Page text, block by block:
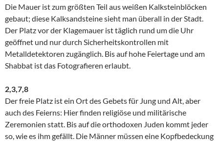
Die Mauer ist zum größten Teil aus weißen Kalksteinblöcken
gebaut; diese Kalksandsteine sieht man überall in der Stadt.
Der Platz vor der Klagemauer ist täglich rund um die Uhr
geöffnet und nur durch Sicherheitskontrollen mit
Metalldetektoren zugänglich. Bis auf hohe Feiertage und am
Shabbat ist das Fotografieren erlaubt.
2,3,7,8
Der freie Platz ist ein Ort des Gebets für Jung und Alt, aber
auch des Feierns: Hier finden religiöse und militärische
Zeremonien statt. Bis auf die orthodoxen Juden kommt jeder
so, wie es ihm gefällt. Die Männer müssen eine Kopfbedeckung